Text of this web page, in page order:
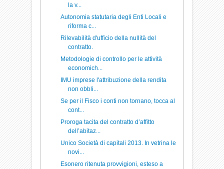
la v...
Autonomia statutaria degli Enti Locali e
riforma c...
Rilevabilità d'ufficio della nullità del
contratto.
Metodologie di controllo per le attività
economich...
IMU imprese l'attribuzione della rendita
non obbli...
Se per il Fisco i conti non tornano, tocca al
cont...
Proroga tacita del contratto d’affitto
dell’abitaz...
Unico Società di capitali 2013. In vetrina le
novi...
Esonero ritenuta provvigioni, esteso a